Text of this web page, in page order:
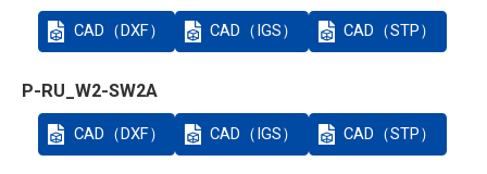
CAD（DXF） CAD（IGS） CAD（STP）
P-RU_W2-SW2A
CAD（DXF） CAD（IGS） CAD（STP）